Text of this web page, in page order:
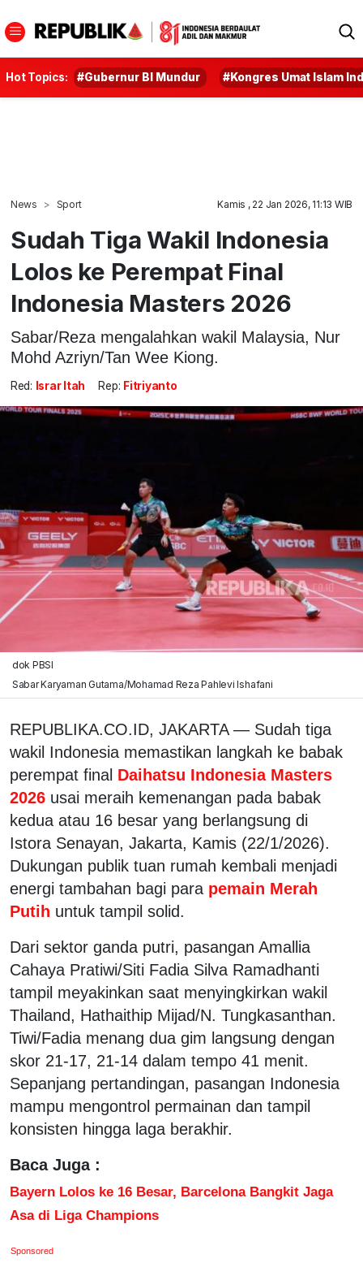
Hot Topics: #Gubernur BI Mundur #Kongres Umat Islam
News Sport Kamis , 22 Jan 2026, 11:13 WIB
Sudah Tiga Wakil Indonesia
Lolos ke Perempat Final
Indonesia Masters 2026
Sabar/Reza mengalahkan wakil Malaysia, Nur
Mohd Azriyn/Tan Wee Kiong.
Red: Israr Itah Rep: Fitriyanto
dok PBSI
Sabar Karyaman Gutama/Mohamad Reza Pahlevi Ishafani
REPUBLIKA.CO.ID, JAKARTA — Sudah tiga
wakil Indonesia memastikan langkah ke babak
perempat final Daihatsu Indonesia Masters
2026 usai meraih kemenangan pada babak
kedua atau 16 besar yang berlangsung di
Istora Senayan, Jakarta, Kamis (22/1/2026).
Dukungan publik tuan rumah kembali menjadi
energi tambahan bagi para pemain Merah
Putih untuk tampil solid.
Dari sektor ganda putri, pasangan Amallia
Cahaya Pratiwi/Siti Fadia Silva Ramadhanti
tampil meyakinkan saat menyingkirkan wakil
Thailand, Hathaithip Mijad/N. Tungkasanthan.
Tiwi/Fadia menang dua gim langsung dengan
skor 21-17, 21-14 dalam tempo 41 menit.
Sepanjang pertandingan, pasangan Indonesia
mampu mengontrol permainan dan tampil
konsisten hingga laga berakhir.
Baca Juga :
Bayern Lolos ke 16 Besar, Barcelona Bangkit Jaga
Asa di Liga Champions
Sponsored